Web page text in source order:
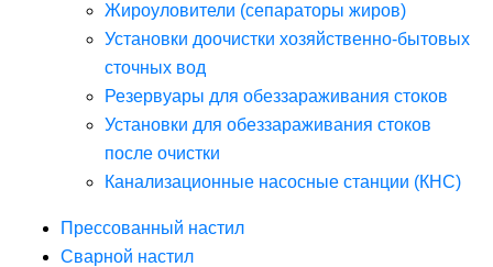
Жироуловители (сепараторы жиров)
Установки доочистки хозяйственно-бытовых
сточных вод
Резервуары для обеззараживания стоков
Установки для обеззараживания стоков
после очистки
Канализационные насосные станции (КНС)
Прессованный настил
Сварной настил